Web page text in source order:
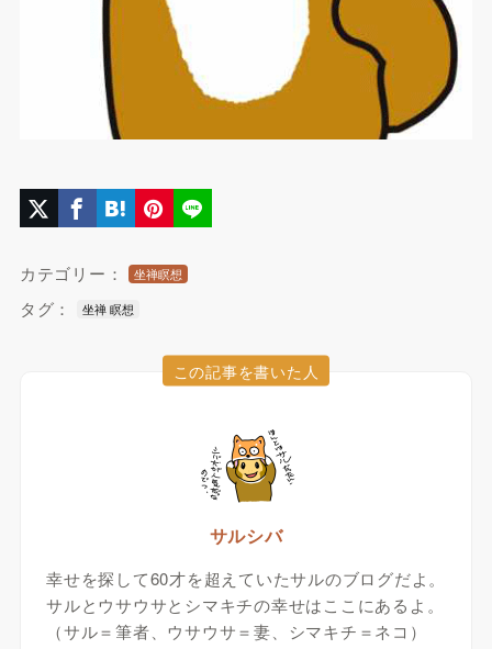
カテゴリー： 坐禅瞑想
タグ： 坐禅 瞑想
この記事を書いた人
サルシバ
幸せを探して60才を超えていたサルのブログだよ。
サルとウサウサとシマキチの幸せはここにあるよ。
（サル＝筆者、ウサウサ＝妻、シマキチ＝ネコ）